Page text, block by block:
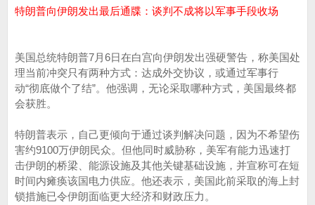
特朗普向伊朗发出最后通牒：谈判不成将以军事手段收场
美国总统特朗普7月6日在白宫向伊朗发出强硬警告，称美国处
理当前冲突只有两种方式：达成外交协议，或通过军事行
动“彻底做个了结”。他强调，无论采取哪种方式，美国最终都
会获胜。
特朗普表示，自己更倾向于通过谈判解决问题，因为不希望伤
害约9100万伊朗民众。但他同时威胁称，美军有能力迅速打
击伊朗的桥梁、能源设施及其他关键基础设施，并宣称可在短
时间内瘫痪该国电力供应。他还表示，美国此前采取的海上封
锁措施已令伊朗面临更大经济和财政压力。